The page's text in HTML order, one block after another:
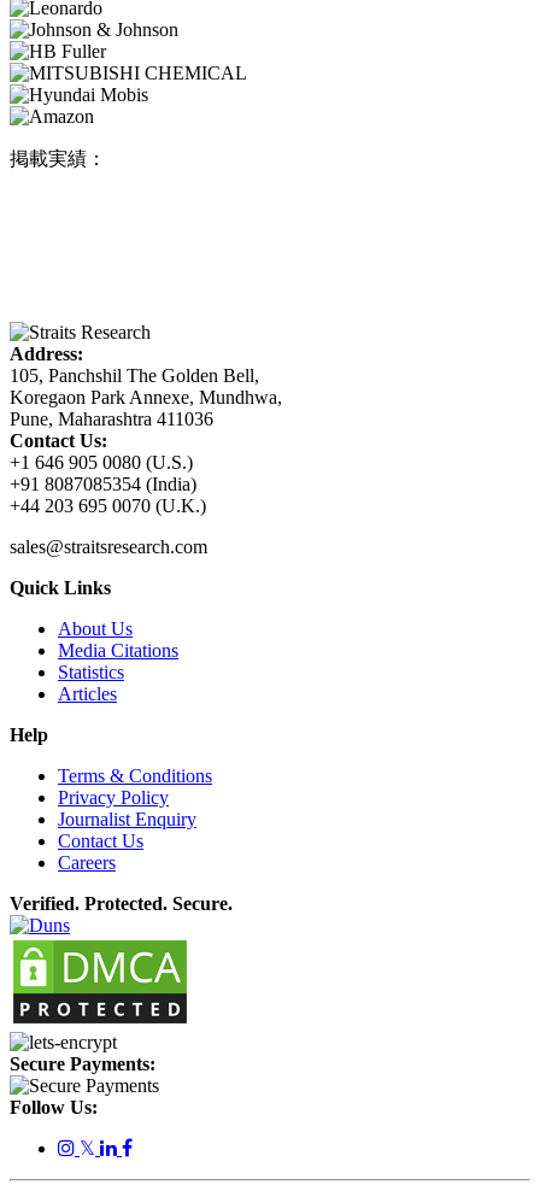
掲載実績：
Address:
105, Panchshil The Golden Bell,
Koregaon Park Annexe, Mundhwa,
Pune, Maharashtra 411036
Contact Us:
+1 646 905 0080 (U.S.)
+91 8087085354 (India)
+44 203 695 0070 (U.K.)
sales@straitsresearch.com
Quick Links
About Us
Media Citations
Statistics
Articles
Help
Terms & Conditions
Privacy Policy
Journalist Enquiry
Contact Us
Careers
Verified. Protected. Secure.
Secure Payments:
Follow Us:
𝕏